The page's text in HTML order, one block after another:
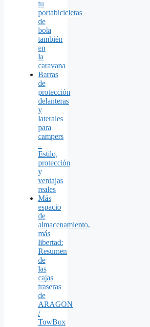
tu
portabicicletas
de
bola
también
en
la
caravana
Barras
de
protección
delanteras
y
laterales
para
campers
–
Estilo,
protección
y
ventajas
reales
Más
espacio
de
almacenamiento,
más
libertad:
Resumen
de
las
cajas
traseras
de
ARAGON
/
TowBox